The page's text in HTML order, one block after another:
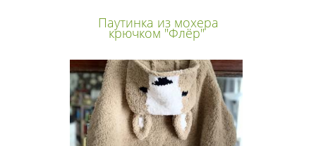
Паутинка из мохера
крючком "Флёр"